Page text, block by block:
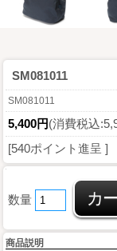
SM081011
SM081011
5,400円(消費税込
[540ポイント進呈 ]
数量
商品説明